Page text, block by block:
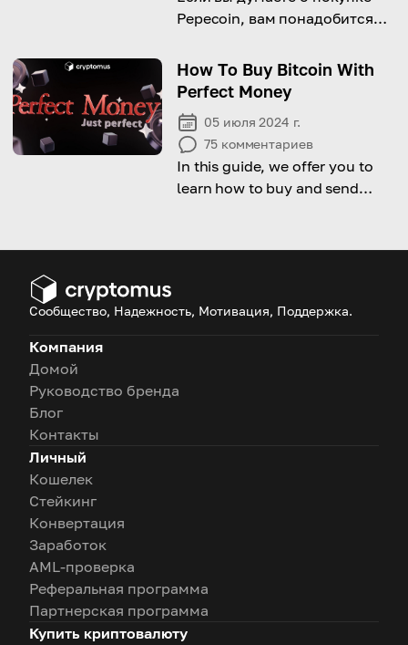
Pepecoin, вам понадобится
его настройке!
How To Buy Bitcoin With
Perfect Money
05 июля 2024 г.
75 комментариев
In this guide, we offer you to
learn how to buy and send
Сообщество, Надежность, Мотивация, Поддержка.
Компания
Домой
Руководство бренда
Блог
Контакты
Личный
Кошелек
Стейкинг
Конвертация
Заработок
AML-проверка
Реферальная программа
Партнерская программа
Купить криптовалюту